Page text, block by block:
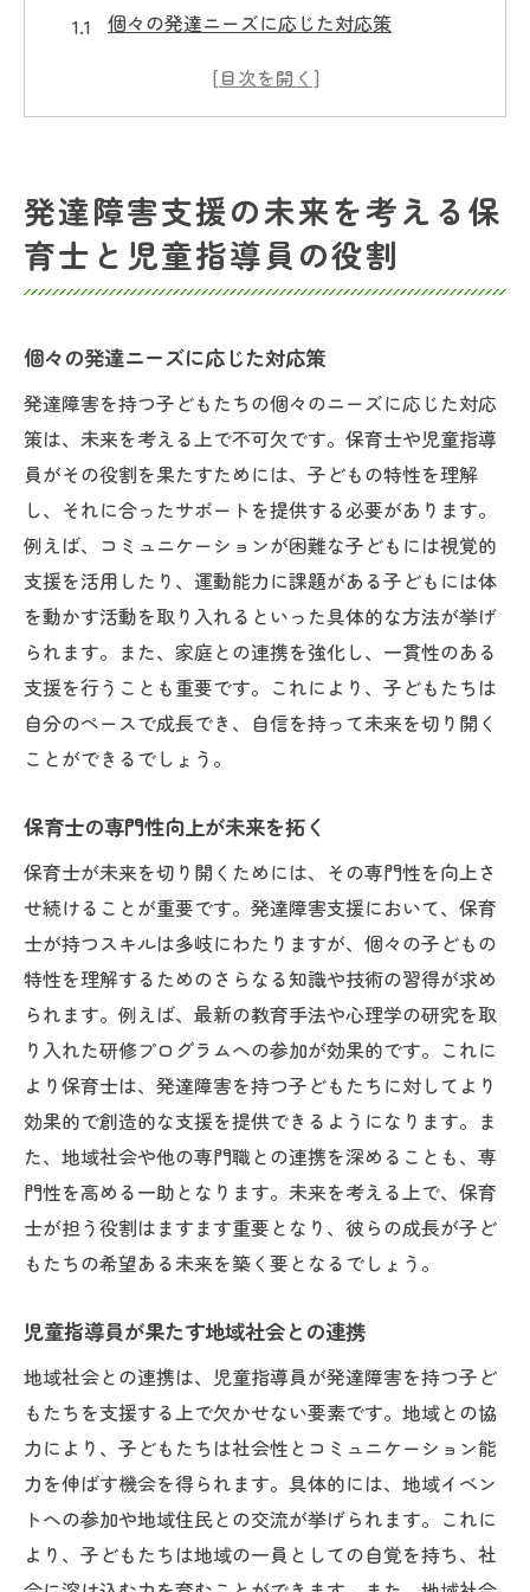
個々の発達ニーズに応じた対応策
保育士の専門性向上が未来を拓く
未来に向けた専門性の深化
放課後等デイサービスで築かれる子どもたちの
未来
子どもたちの自立を促すプログラム
地域との協力による支援体制の構築
保護者と連携した支援の実践例
発達障害児が持つ可能性の引き出し方
保育士と児童指導員が未来を切り開くための挑
戦
専門的支援を提供するための工夫
新たな支援技術の導入と挑戦
チームワークによる効果的な支援
社会との連携拡大に向けた取り組み
研修と学びの場の充実
長期的サポートの重要性
未来を考える発達障害支援の最前線での取り組
み
成功事例から学ぶ効果的な支援方法
テクノロジーを用いた支援の可能性
保育士と児童指導員の連携強化
発達障害理解促進のための啓発活動
現場での課題とその解決策
持続可能な支援システムの構築
個々のニーズに応じた支援が未来を創る重要性
個別指導計画の立案とその効果
子どもたちの成長を促す支援モデル
柔軟な支援アプローチの必要性
現場で活かすアセスメントの技術
持続可能な支援体制の構築
保育士と児童指導員が目指す未来のビジョン
共生社会の実現に向けて
保育士のキャリアパスと未来展望
発達障害支援の未来を考える保
育士と児童指導員の役割
個々の発達ニーズに応じた対応策
発達障害を持つ子どもたちの個々のニーズに応じた対応
策は、未来を考える上で不可欠です。保育士や児童指導
員がその役割を果たすためには、子どもの特性を理解
し、それに合ったサポートを提供する必要があります。
例えば、コミュニケーションが困難な子どもには視覚的
支援を活用したり、運動能力に課題がある子どもには体
を動かす活動を取り入れるといった具体的な方法が挙げ
られます。また、家庭との連携を強化し、一貫性のある
支援を行うことも重要です。これにより、子どもたちは
自分のペースで成長でき、自信を持って未来を切り開く
ことができるでしょう。
保育士の専門性向上が未来を拓く
保育士が未来を切り開くためには、その専門性を向上さ
せ続けることが重要です。発達障害支援において、保育
士が持つスキルは多岐にわたりますが、個々の子どもの
特性を理解するためのさらなる知識や技術の習得が求め
られます。例えば、最新の教育手法や心理学の研究を取
り入れた研修プログラムへの参加が効果的です。これに
より保育士は、発達障害を持つ子どもたちに対してより
効果的で創造的な支援を提供できるようになります。ま
た、地域社会や他の専門職との連携を深めることも、専
門性を高める一助となります。未来を考える上で、保育
士が担う役割はますます重要となり、彼らの成長が子ど
もたちの希望ある未来を築く要となるでしょう。
児童指導員が果たす地域社会との連携
地域社会との連携は、児童指導員が発達障害を持つ子ど
もたちを支援する上で欠かせない要素です。地域との協
力により、子どもたちは社会性とコミュニケーション能
力を伸ばす機会を得られます。具体的には、地域イベン
トへの参加や地域住民との交流が挙げられます。これに
より、子どもたちは地域の一員としての自覚を持ち、社